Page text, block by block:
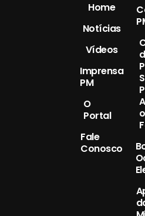
Home
Notícias
Vídeos
Imprensa
PM
O
Portal
Fale
Conosco